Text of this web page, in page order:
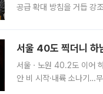
공급 확대 방침을 거듭 강
서울 40도 찍더니
서울ㆍ노원 40.2도 이어
안 비 시작·내륙 소나기…